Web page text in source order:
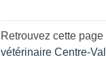
Retrouvez cette
vétérinaire Centre-